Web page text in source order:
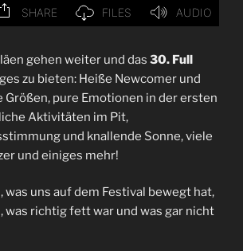
gehen weiter und das 30. Full
zu bieten: Heiße Newcomer und
Größen, pure Emotionen in der ersten
Aktivitäten im Pit,
und knallende Sonne, viele
und einiges mehr!
was uns auf dem Festival bewegt hat,
was richtig fett war und was gar nicht